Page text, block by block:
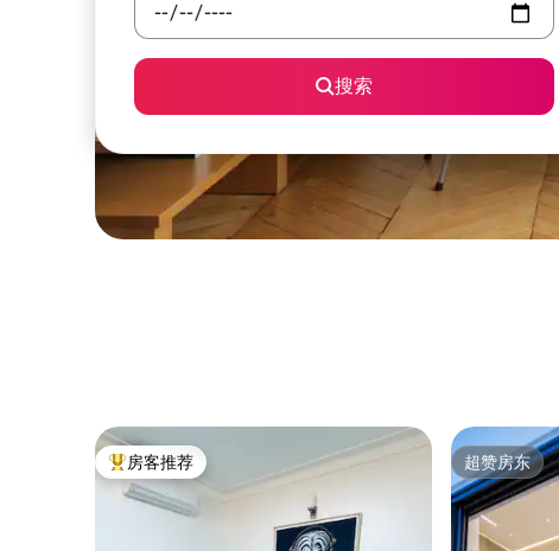
搜索
热门「房客推荐」
房客推荐 超赞房东
超赞房东